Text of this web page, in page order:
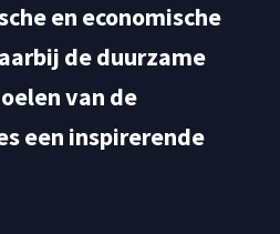
en economische
de duurzame
van de
een inspirerende